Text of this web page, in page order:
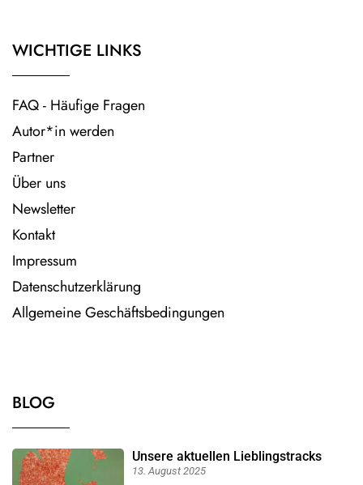
WICHTIGE LINKS
FAQ - Häufige Fragen
Autor*in werden
Partner
Über uns
Newsletter
Kontakt
Impressum
Datenschutzerklärung
Allgemeine Geschäftsbedingungen
BLOG
Unsere aktuellen Lieblingstracks
13. August 2025